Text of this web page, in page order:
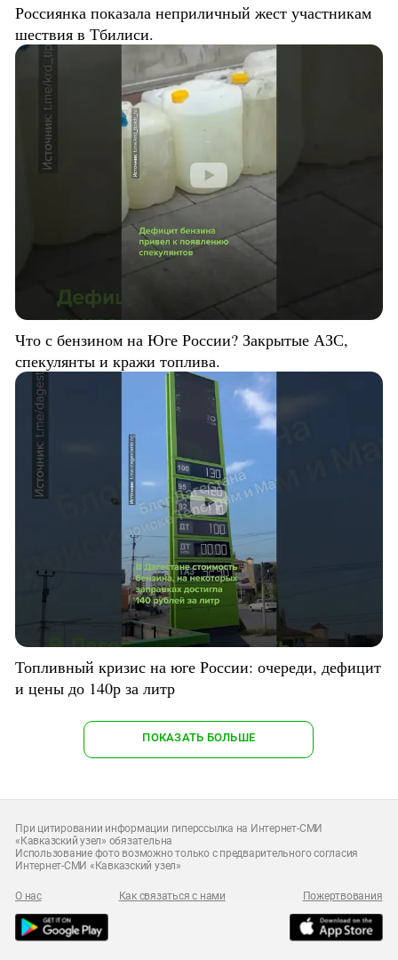
Россиянка показала неприличный жест участникам
шествия в Тбилиси.
Что с бензином на Юге России? Закрытые АЗС,
спекулянты и кражи топлива.
Топливный кризис на юге России: очереди, дефицит
и цены до 140р за литр
ПОКАЗАТЬ БОЛЬШЕ
При цитировании информации гиперссылка на Интернет-СМИ
«Кавказский узел» обязательна
Использование фото возможно только с предварительного согласия
Интернет-СМИ «Кавказский узел»
О нас Как связаться с нами Пожертвования